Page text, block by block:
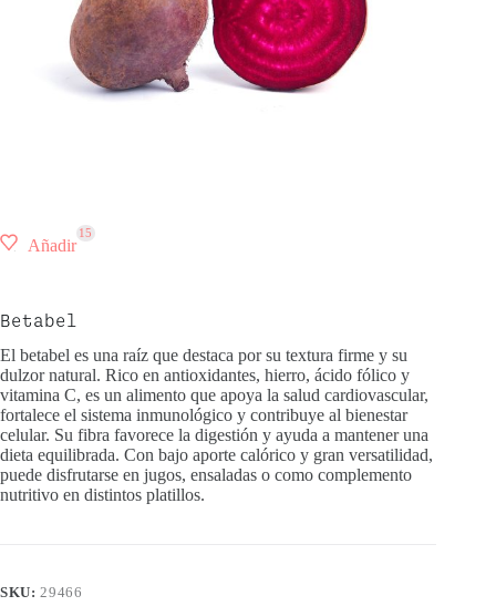
Añadir
15
Betabel
El betabel es una raíz que destaca por su textura firme y su
dulzor natural. Rico en antioxidantes, hierro, ácido fólico y
vitamina C, es un alimento que apoya la salud cardiovascular,
fortalece el sistema inmunológico y contribuye al bienestar
celular. Su fibra favorece la digestión y ayuda a mantener una
dieta equilibrada. Con bajo aporte calórico y gran versatilidad,
puede disfrutarse en jugos, ensaladas o como complemento
nutritivo en distintos platillos.
SKU:29466